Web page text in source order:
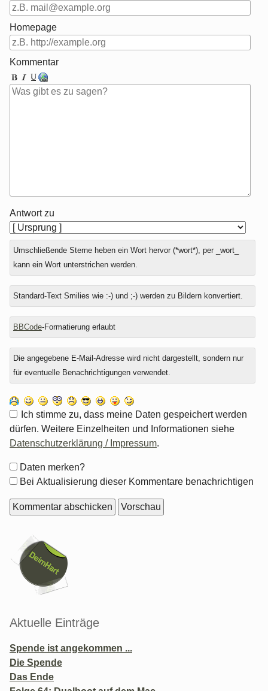
Homepage
Kommentar
Antwort zu
Umschließende Sterne heben ein Wort hervor (*wort*), per _wort_
kann ein Wort unterstrichen werden.
Standard-Text Smilies wie :-) und ;-) werden zu Bildern konvertiert.
BBCode-Formatierung erlaubt
Die angegebene E-Mail-Adresse wird nicht dargestellt, sondern nur
für eventuelle Benachrichtigungen verwendet.
Ich stimme zu, dass meine Daten gespeichert werden
dürfen. Weitere Einzelheiten und Informationen siehe
Datenschutzerklärung / Impressum.
Formular-
Optionen
Daten merken?
Bei Aktualisierung dieser Kommentare benachrichtigen
Seitenleiste
Aktuelle Einträge
Spende ist angekommen ...
Die Spende
Das Ende